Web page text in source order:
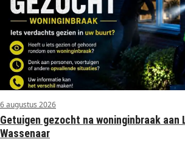
6 augustus 2026
Getuigen gezocht na woninginbraak aan
Wassenaar